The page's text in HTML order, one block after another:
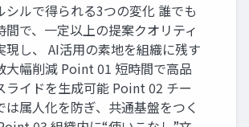
シルで得られる3つの変化 誰でも
間で、一定以上の提案クオリティ
現し、 AI活用の素地を組織に残す
大幅削減 Point 01 短時間で高品
ライドを生成可能 Point 02 チー
は属人化を防ぎ、共通基盤をつく